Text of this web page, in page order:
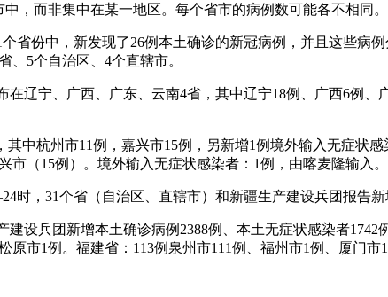
，而非集中在某一地区。每个省市的病例数可能各不相同。
省份中，新发现了26例本土确诊的新冠病例，并且这些病
、5个自治区、4个直辖市。
在辽宁、广西、广东、云南4省，其中辽宁18例、广西6例
其中杭州市11例，嘉兴市15例，另新增1例境外输入无症状
（15例）。境外输入无症状感染者：1例，由喀麦隆输入。
时，31个省（自治区、直辖市）和新疆生产建设兵团报告
设兵团新增本土确诊病例2388例、本土无症状感染者
原市1例。福建省：113例泉州市111例、福州市1例、厦门市